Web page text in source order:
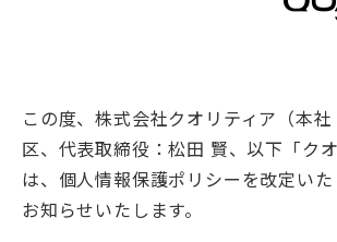
この度、株式会社クオリティア（本
区、代表取締役：松田 賢、以下「クオ
は、個人情報保護ポリシーを改定いた
お知らせいたします。